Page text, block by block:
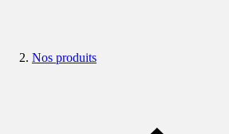
Nos produits